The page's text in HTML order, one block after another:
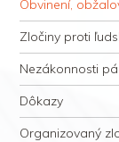
Obvinení,
Zločiny proti
Nezákonnosti
Dôkazy
Organizovaný